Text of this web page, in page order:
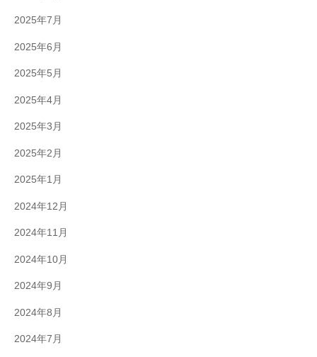
2025年7月
2025年6月
2025年5月
2025年4月
2025年3月
2025年2月
2025年1月
2024年12月
2024年11月
2024年10月
2024年9月
2024年8月
2024年7月